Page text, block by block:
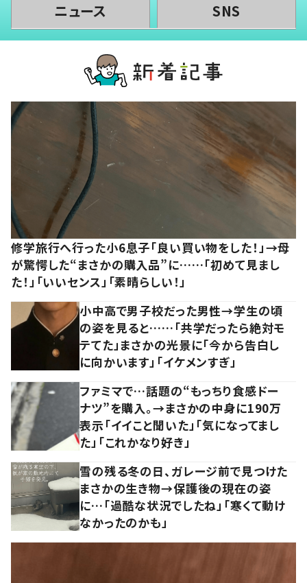
ニュース SNS
修学旅行へ行った小6息子「良い買い物をした！」→母
が驚愕した“まさかの購入品”に……「初めて見まし
た！」「いいセンス」「素晴らしい！」
小中高で男子校だった男性→学生の頃
の姿を見ると……「共学だったら絶対モ
テてた」まさかの光景に「今から告白し
に向かいます」「イケメンすぎ」
ファミマで…話題の“もっちり食感ドー
ナツ”を購入。→まさかの中身に190万
表示「イイこと聞いた」「気になってまし
た」「これかなり好き」
雪の残る冬の日、ガレージ前で見つけた
まさかの生き物→保護後の現在の姿
に…「過酷な状況でしたね」「寒くて動け
なかったのかも」